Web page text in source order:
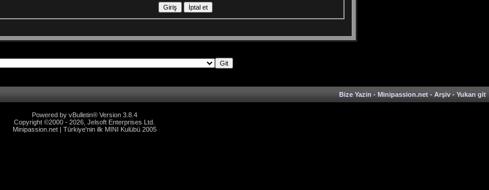
Bize Yazin - Minipassion.net - Arşiv - Yukarı git
Powered by vBulletin® Version 3.8.4
Copyright ©2000 - 2026, Jelsoft Enterprises Ltd.
Minipassion.net | Türkiye'nin ilk MINI Kulübü 2005